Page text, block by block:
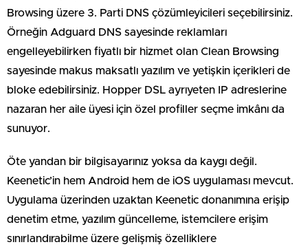
Browsing üzere 3. Parti DNS çözümleyicileri seçebilirsiniz.
Örneğin Adguard DNS sayesinde reklamları
engelleyebilirken fiyatlı bir hizmet olan Clean Browsing
sayesinde makus maksatlı yazılım ve yetişkin içerikleri de
bloke edebilirsiniz. Hopper DSL ayrıyeten IP adreslerine
nazaran her aile üyesi için özel profiller seçme imkânı da
sunuyor.
Öte yandan bir bilgisayarınız yoksa da kaygı değil.
Keenetic’in hem Android hem de iOS uygulaması mevcut.
Uygulama üzerinden uzaktan Keenetic donanımına erişip
denetim etme, yazılım güncelleme, istemcilere erişim
sınırlandırabilme üzere gelişmiş özelliklere